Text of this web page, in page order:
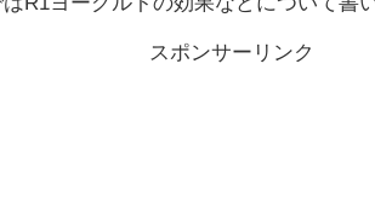
スポンサーリンク